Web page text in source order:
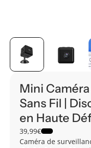
Mini
Sans Fil |
en Haute
39,99€
Caméra de